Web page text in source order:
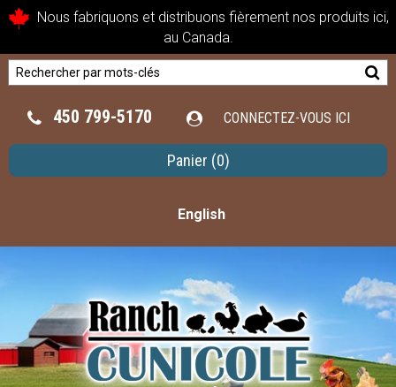
Nous fabriquons et distribuons fièrement nos produits ici,
au Canada.
450 799-5170 CONNECTEZ-VOUS ICI
Panier (0)
English